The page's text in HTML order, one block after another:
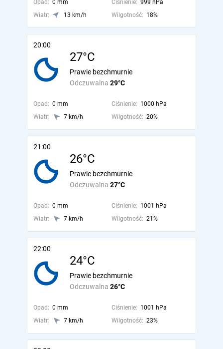
Opad: 0 mm Ciśnienie: 999 hPa
Wiatr:
13 km/h Wilgotność: 18%
20:00
27°C
Odczuwalna 29°C
Prawie bezchmurnie
Opad: 0 mm Ciśnienie: 1000 hPa
Wiatr:
7 km/h Wilgotność: 20%
21:00
26°C
Odczuwalna 27°C
Prawie bezchmurnie
Opad: 0 mm Ciśnienie: 1001 hPa
Wiatr:
7 km/h Wilgotność: 21%
22:00
24°C
Odczuwalna 26°C
Prawie bezchmurnie
Opad: 0 mm Ciśnienie: 1001 hPa
Wiatr:
7 km/h Wilgotność: 23%